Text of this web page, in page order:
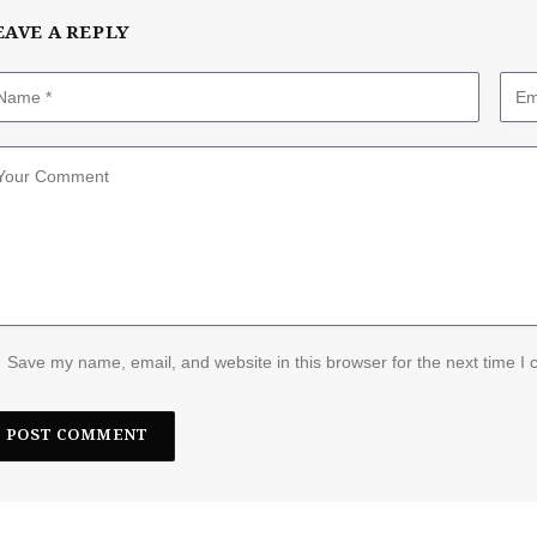
A REPLY
Save my name, email, and website in this browser for the next time I